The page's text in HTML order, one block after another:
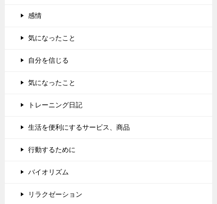
感情
気になったこと
自分を信じる
気になったこと
トレーニング日記
生活を便利にするサービス、商品
行動するために
バイオリズム
リラクゼーション